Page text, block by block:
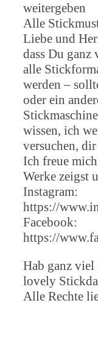
weitergeben
Alle
Liebe und
dass Du ganz
alle
werden –
oder ein
wissen, ich
versuchen,
Ich freue
Werke zeigst
Instagram:
https://
Facebook:
https://
Hab ganz viel
lovely
Alle Rechte